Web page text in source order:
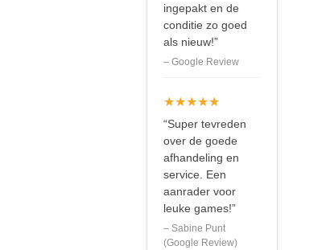
ingepakt en de
conditie zo goed
als nieuw!”
– Google Review
★★★★★
“Super tevreden
over de goede
afhandeling en
service. Een
aanrader voor
leuke games!”
– Sabine Punt
(Google Review)